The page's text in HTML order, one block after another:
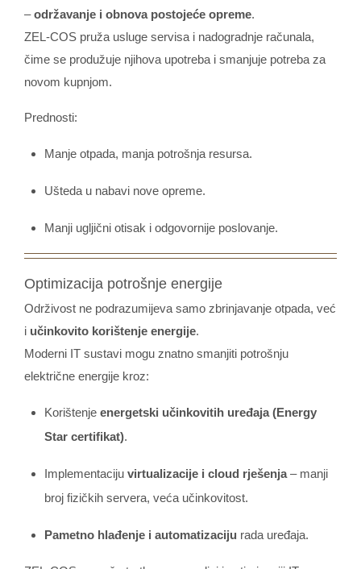
–održavanje i obnova postojeće opreme.
ZEL-COS pruža usluge servisa i nadogradnje računala,
čime se produžuje njihova upotreba i smanjuje potreba za
novom kupnjom.
Prednosti:
Manje otpada, manja potrošnja resursa.
Ušteda u nabavi nove opreme.
Manji ugljični otisak i odgovornije poslovanje.
Optimizacija potrošnje energije
Održivost ne podrazumijeva samo zbrinjavanje otpada, već
i učinkovito korištenje energije.
Moderni IT sustavi mogu znatno smanjiti potrošnju
električne energije kroz:
Korištenje energetski učinkovitih uređaja (Energy
Star certifikat).
Implementaciju virtualizacije i cloud rješenja– manji
broj fizičkih servera, veća učinkovitost.
Pametno hlađenje i automatizaciju rada uređaja.